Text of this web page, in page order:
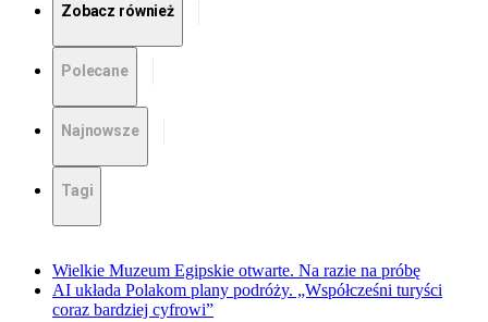
Zobacz również
Polecane
Najnowsze
Tagi
Wielkie Muzeum Egipskie otwarte. Na razie na próbę
AI układa Polakom plany podróży. „Współcześni turyści
coraz bardziej cyfrowi”